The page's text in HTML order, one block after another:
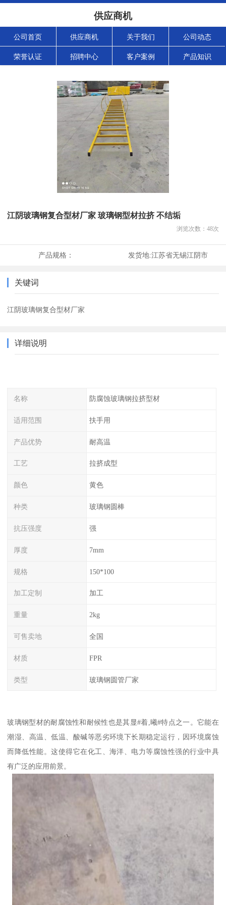
供应商机
公司首页 供应商机 关于我们 公司动态
荣誉认证 招聘中心 客户案例 产品知识
江阴玻璃钢复合型材厂家 玻璃钢型材拉挤 不结垢
浏览次数： 48次
产品规格： 发货地:江苏省无锡江阴市
关键词
江阴玻璃钢复合型材厂家
详细说明
名称 防腐蚀玻璃钢拉挤型材
适用范围 扶手用
产品优势 耐高温
工艺 拉挤成型
颜色 黄色
种类 玻璃钢圆棒
抗压强度 强
厚度 7mm
规格 150*100
加工定制 加工
重量 2kg
可售卖地 全国
材质 FPR
类型 玻璃钢圆管厂家
玻璃钢型材的耐腐蚀性和耐候性也是其显#着,曦#特点之一。它能在
潮湿、高温、低温、酸碱等恶劣环境下长期稳定运行，因环境腐蚀
而降低性能。这使得它在化工、海洋、电力等腐蚀性强的行业中具
有广泛的应用前景。